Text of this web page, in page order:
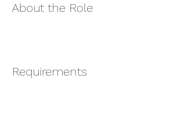
About the Role
Requirements